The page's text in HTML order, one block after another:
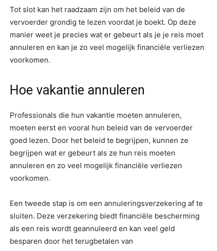
Tot slot kan het raadzaam zijn om het beleid van de
vervoerder grondig te lezen voordat je boekt. Op deze
manier weet je precies wat er gebeurt als je je reis moet
annuleren en kan je zo veel mogelijk financiële verliezen
voorkomen.
Hoe vakantie annuleren
Professionals die hun vakantie moeten annuleren,
moeten eerst en vooral hun beleid van de vervoerder
goed lezen. Door het beleid te begrijpen, kunnen ze
begrijpen wat er gebeurt als ze hun reis moeten
annuleren en zo veel mogelijk financiële verliezen
voorkomen.
Een tweede stap is om een annuleringsverzekering af te
sluiten. Deze verzekering biedt financiële bescherming
als een reis wordt geannuleerd en kan veel geld
besparen door het terugbetalen van